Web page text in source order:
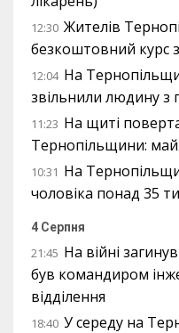
12:30 Жителів
безкоштовний курс
12:04 На
звільнили людину з
11:23 На щиті
Тернопільщини:
10:31 На
чоловіка понад 35
4 Серпня
21:45 На війні
був командиром
відділення
18:40 У середу на